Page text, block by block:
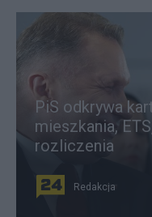
PiS odkrywa
mieszkania,
rozliczenia
Redakcja